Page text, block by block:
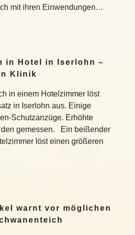
mit ihren Einwendungen…
in Hotel in Iserlohn –
Klinik
in einem Hotelzimmer löst
in Iserlohn aus. Einige
Schutzanzüge. Erhöhte
gemessen. Ein beißender
löst einen größeren
warnt vor möglichen